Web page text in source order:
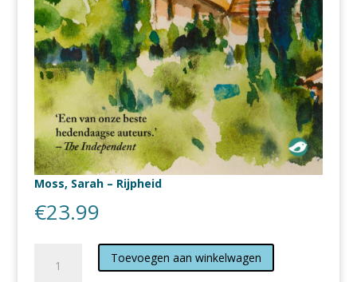
Moss, Sarah – Rijpheid
€23.99
Sarah
Toevoegen aan winkelwagen